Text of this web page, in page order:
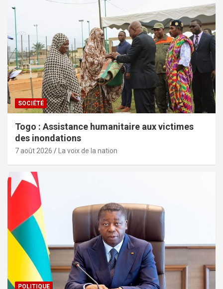
SOCIÉTÉ
Togo : Assistance humanitaire aux victimes
des inondations
7 août 2026 La voix de la nation
POLITIQUE